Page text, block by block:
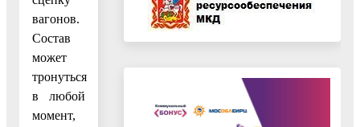
вагонов.
Состав
может
тронуться
в любой
момент,